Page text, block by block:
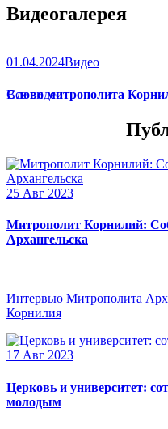
(икона),Игрицкая,Шуйская
Сергиевская(в Троице-
Видеогалерея
01.04.2024Видео
Слово митрополита
Все видео
25 Авг 2023
Митрополит Корнилий:
Архангельска
Интервью Митрополита
Корнилия
17 Авг 2023
Церковь и университет:
молодым